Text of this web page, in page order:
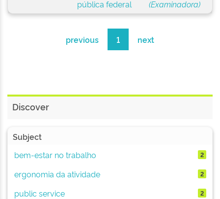
pública federal
(Examinadora)
previous 1 next
Discover
Subject
bem-estar no trabalho
2
ergonomia da atividade 2
public service 2